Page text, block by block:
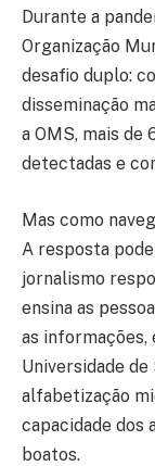
Durante a
Organização
desafio duplo:
disseminação
a OMS, mais
detectadas e
Mas como
A resposta
jornalismo
ensina as
as informações,
Universidade
alfabetização
capacidade dos
boatos.